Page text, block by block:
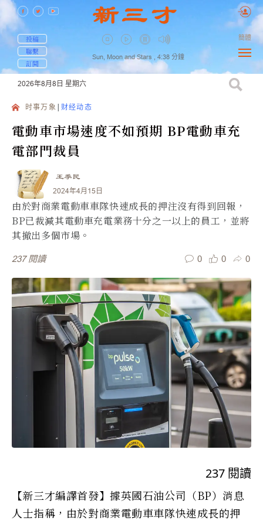
投稿
聯繫
訂閱
Sun, Moon and Stars , 4:38 分鐘
簡體
2026年8月8日 星期六
时事万象 财经动态
電動車市場速度不如預期 BP電動車充
電部門裁員
王季民
2024年4月15日
由於對商業電動車車隊快速成長的押注沒有得到回報，
BP已裁減其電動車充電業務十分之一以上的員工，並將
其撤出多個市場。
237 閱讀 0 0 0
237 閱讀
【新三才編譯首發】據英國石油公司（BP）消息
人士指稱，由於對商業電動車車隊快速成長的押